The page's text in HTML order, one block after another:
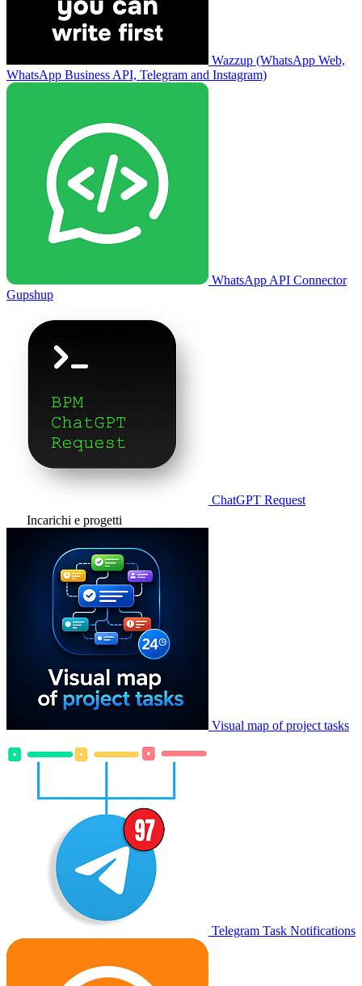
Wazzup (WhatsApp Web,
WhatsApp Business API, Telegram and Instagram)
WhatsApp API Connector
Gupshup
ChatGPT Request
Incarichi e progetti
Visual map of project tasks
Telegram Task Notifications